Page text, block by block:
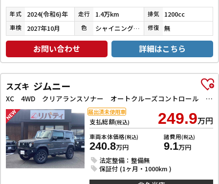
年式 2024(令和6)年 走行 1.4万km 排気 1200cc
車検 2027年10月 色 シャイニングホワイトパール／ブラックマイカメタリック 修復 無
お問い合わせ 詳細はこちら
スズキ ジムニー
XC 4WD クリアランスソナー オートクルーズコントロール レーンアシスト 衝突被害軽減システム オートライト ヘッドライトウォッシャー スマートキー アイドリングストップ 電動格納ミラー シートヒーター
支払総額(税込) 249.9万円
車両本体価格(税込)
240.8万円
諸費用(税込)
9.1万円
法定整備：整備無
保証付 (1ヶ月・1000km )
届出済未使用車